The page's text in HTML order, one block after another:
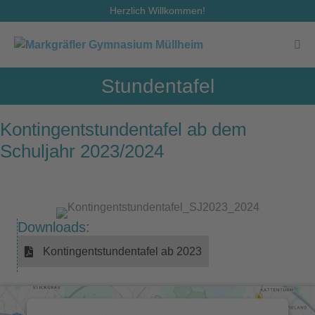
Inhalt
springen
Herzlich Willkommen!
Stundentafel
Kontingentstundentafel ab dem
Schuljahr 2023/2024
Downloads:
Kontingentstundentafel ab 2023